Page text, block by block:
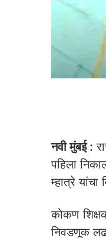
नवी मुंबई :
पहिला
म्हात्रे
कोकण
निवडणूक